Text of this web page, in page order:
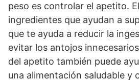
peso es controlar el apetito.
ingredientes que ayudan a
que te ayuda a reducir la
evitar los antojos
del apetito también puede
una alimentación saludable y